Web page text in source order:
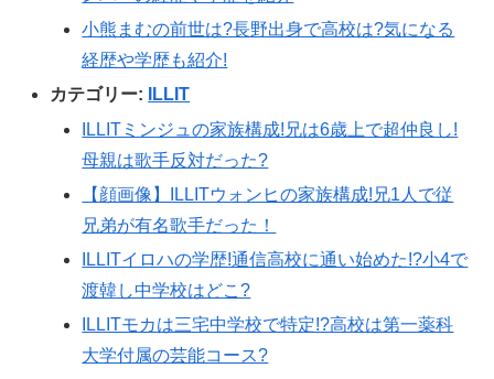
小熊まむの前世は?長野出身で高校は?気になる
経歴や学歴も紹介!
カテゴリー:
ILLIT
ILLITミンジュの家族構成!兄は6歳上で超仲良し!
母親は歌手反対だった?
【顔画像】ILLITウォンヒの家族構成!兄1人で従
兄弟が有名歌手だった！
ILLITイロハの学歴!通信高校に通い始めた!?小4で
渡韓し中学校はどこ?
ILLITモカは三宅中学校で特定!?高校は第一薬科
大学付属の芸能コース?